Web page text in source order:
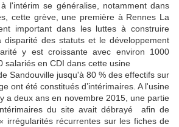
l'intérim se généralise, notamment dans
cette grève, une première à Rennes La
important dans les luttes à construire
disparité des statuts et le développement
y est croissante avec environ 1000
salariés en CDI dans cette usine
Sandouville jusqu'à 80 % des effectifs sur
ont été constitués d’intérimaires. A l'usine
a deux ans en novembre 2015, une partie
du site avait débrayé afin de
irrégularités récurrentes sur les fiches de